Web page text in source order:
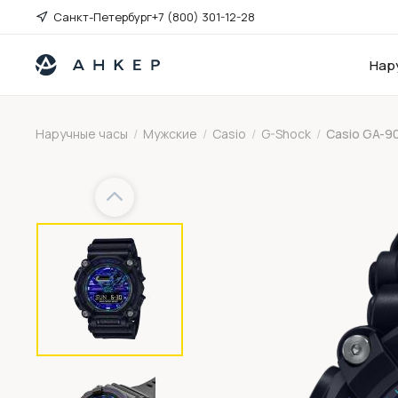
Санкт-Петербург+7 (800) 301-12-28
Наручные часы / Мужские / Casio / G-Shock / Casio GA-
Previous